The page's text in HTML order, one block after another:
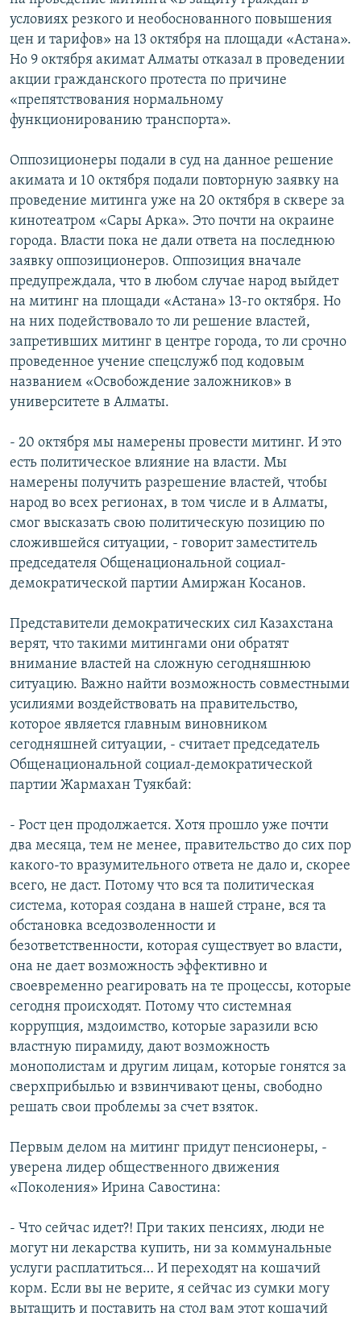
условиях резкого и необоснованного повышения
цен и тарифов» на 13 октября на площади «Астана».
Но 9 октября акимат Алматы отказал в проведении
акции гражданского протеста по причине
«препятствования нормальному
функционированию транспорта».
Оппозиционеры подали в суд на данное решение
акимата и 10 октября подали повторную заявку на
проведение митинга уже на 20 октября в сквере за
кинотеатром «Сары Арка». Это почти на окраине
города. Власти пока не дали ответа на последнюю
заявку оппозиционеров. Оппозиция вначале
предупреждала, что в любом случае народ выйдет
на митинг на площади «Астана» 13-го октября. Но
на них подействовало то ли решение властей,
запретивших митинг в центре города, то ли срочно
проведенное учение спецслужб под кодовым
названием «Освобождение заложников» в
университете в Алматы.
- 20 октября мы намерены провести митинг. И это
есть политическое влияние на власти. Мы
намерены получить разрешение властей, чтобы
народ во всех регионах, в том числе и в Алматы,
смог высказать свою политическую позицию по
сложившейся ситуации, - говорит заместитель
председателя Общенациональной социал-
демократической партии Амиржан Косанов.
Представители демократических сил Казахстана
верят, что такими митингами они обратят
внимание властей на сложную сегодняшнюю
ситуацию. Важно найти возможность совместными
усилиями воздействовать на правительство,
которое является главным виновником
сегодняшней ситуации, - считает председатель
Общенациональной социал-демократической
партии Жармахан Туякбай:
- Рост цен продолжается. Хотя прошло уже почти
два месяца, тем не менее, правительство до сих пор
какого-то вразумительного ответа не дало и, скорее
всего, не даст. Потому что вся та политическая
система, которая создана в нашей стране, вся та
обстановка вседозволенности и
безответственности, которая существует во власти,
она не дает возможность эффективно и
своевременно реагировать на те процессы, которые
сегодня происходят. Потому что системная
коррупция, мздоимство, которые заразили всю
властную пирамиду, дают возможность
монополистам и другим лицам, которые гонятся за
сверхприбылью и взвинчивают цены, свободно
решать свои проблемы за счет взяток.
Первым делом на митинг придут пенсионеры, -
уверена лидер общественного движения
«Поколения» Ирина Савостина:
- Что сейчас идет?! При таких пенсиях, люди не
могут ни лекарства купить, ни за коммунальные
услуги расплатиться… И переходят на кошачий
корм. Если вы не верите, я сейчас из сумки могу
вытащить и поставить на стол вам этот кошачий